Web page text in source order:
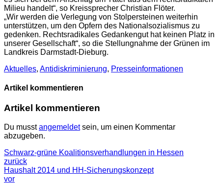
Milieu handelt“, so Kreissprecher Christian Flöter.
„Wir werden die Verlegung von Stolpersteinen weiterhin
unterstützen, um den Opfern des Nationalsozialismus zu
gedenken. Rechtsradikales Gedankengut hat keinen Platz in
unserer Gesellschaft“, so die Stellungnahme der Grünen im
Landkreis Darmstadt-Dieburg.
Aktuelles, Antidiskrimi­nierung, Presse­informationen
Artikel kommentieren
Artikel kommentieren
Du musstangemeldetsein, um einen Kommentar
abzugeben.
Schwarz-grüne Koalitionsverhandlungen in Hessen
zurück
Haushalt 2014 und HH-Sicherungskonzept
vor